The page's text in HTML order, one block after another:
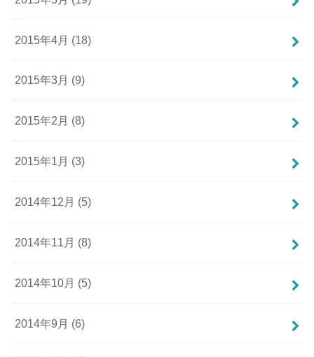
2015年4月 (18)
2015年3月 (9)
2015年2月 (8)
2015年1月 (3)
2014年12月 (5)
2014年11月 (8)
2014年10月 (5)
2014年9月 (6)